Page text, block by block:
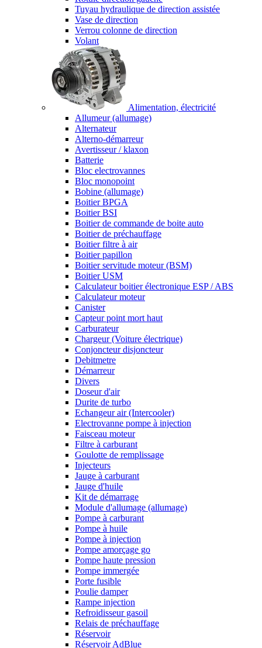
Tuyau hydraulique de direction assistée
Vase de direction
Verrou colonne de direction
Volant
Alimentation, électricité
Allumeur (allumage)
Alternateur
Alterno-démarreur
Avertisseur / klaxon
Batterie
Bloc electrovannes
Bloc monopoint
Bobine (allumage)
Boitier BPGA
Boitier BSI
Boitier de commande de boite auto
Boitier de préchauffage
Boitier filtre à air
Boitier papillon
Boitier servitude moteur (BSM)
Boitier USM
Calculateur boitier électronique ESP / ABS
Calculateur moteur
Canister
Capteur point mort haut
Carburateur
Chargeur (Voiture électrique)
Conjoncteur disjoncteur
Debitmetre
Démarreur
Divers
Doseur d'air
Durite de turbo
Echangeur air (Intercooler)
Electrovanne pompe à injection
Faisceau moteur
Filtre à carburant
Goulotte de remplissage
Injecteurs
Jauge à carburant
Jauge d'huile
Kit de démarrage
Module d'allumage (allumage)
Pompe à carburant
Pompe à huile
Pompe à injection
Pompe amorçage go
Pompe haute pression
Pompe immergée
Porte fusible
Poulie damper
Rampe injection
Refroidisseur gasoil
Relais de préchauffage
Réservoir
Réservoir AdBlue